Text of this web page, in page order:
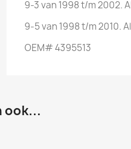
9-3 van 1998 t/m 2002.
9-5 van 1998 t/m 2010.
OEM# 4395513
ook...